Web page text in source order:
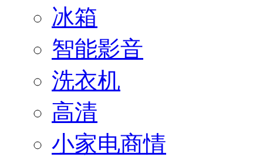
冰箱
智能影音
洗衣机
高清
小家电商情